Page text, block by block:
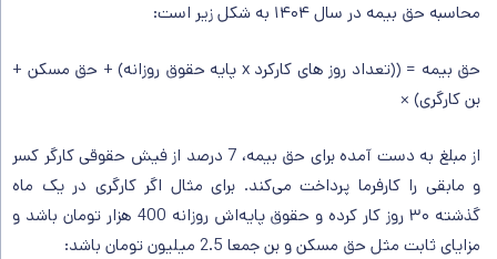
محاسبه حق بیمه در سال ۱۴۰۴ به شکل زیر است:
حق بیمه = ((تعداد روز های کارکرد x پایه حقوق روزانه) + حق مسکن +
بن کارگری) ×
از مبلغ به دست آمده برای حق بیمه، 7 درصد از فیش حقوقی کارگر کسر
و مابقی را کارفرما پرداخت می‌کند. برای مثال اگر کارگری در یک ماه
گذشته ۳۰ روز کار کرده و حقوق پایه‌اش روزانه 400 هزار تومان باشد و
مزایای ثابت مثل حق مسکن و بن جمعا 2.5 میلیون تومان باشد: